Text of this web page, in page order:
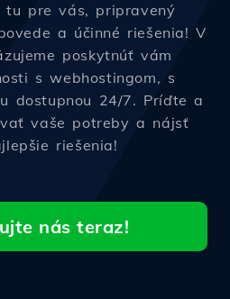
tu pre vás, pripravený
a účinné riešenia! V
poskytnúť vám
s webhostingom, s
dostupnou 24/7. Príďte a
vaše potreby a nájsť
riešenia!
nás teraz!